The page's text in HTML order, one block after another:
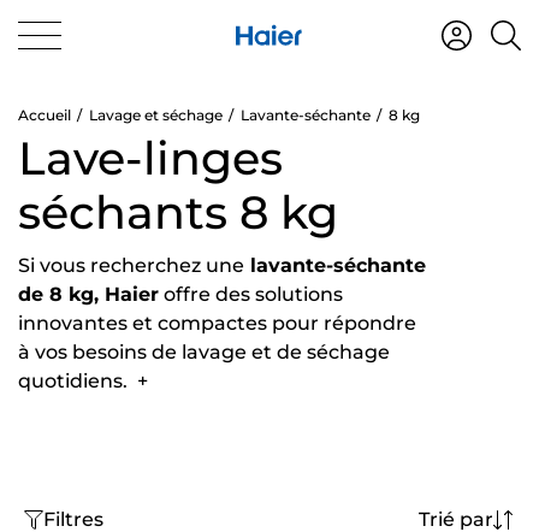
Accueil Lavage et séchage Lavante-séchante 8 kg
Lave-linges
séchants 8 kg
Si vous recherchez une lavante-séchante
de 8 kg, Haier offre des solutions
innovantes et compactes pour répondre
à vos besoins de lavage et de séchage
quotidiens. +
Filtres Trié par